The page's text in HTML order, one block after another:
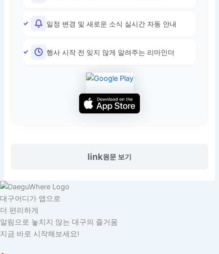
일정 변경 및 새로운 소식 실시간 자동 안내
행사 시작 전 잊지 않게 알려주는 리마인더
link원문 보기
대구어디가 앱으로
더 편리하게
알림으로 놓치지 않는 대구의 즐거움
지금 바로 시작해보세요!